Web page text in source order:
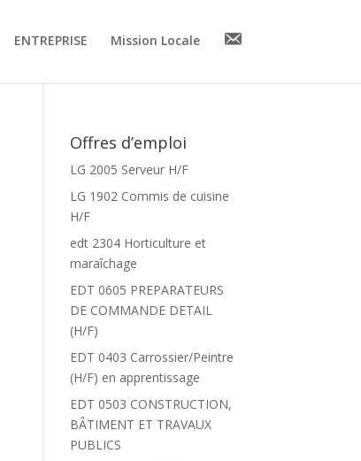
ENTREPRISE Mission Locale C
a
Offres d’emploi
LG 2005 Serveur H/F
LG 1902 Commis de cuisine
H/F
edt 2304 Horticulture et
maraîchage
EDT 0605 PREPARATEURS
DE COMMANDE DETAIL
(H/F)
EDT 0403 Carrossier/Peintre
(H/F) en apprentissage
EDT 0503 CONSTRUCTION,
BÂTIMENT ET TRAVAUX
PUBLICS